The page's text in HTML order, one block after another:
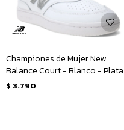
Championes de Mujer New
Balance Court - Blanco - Plata
$ 3.790